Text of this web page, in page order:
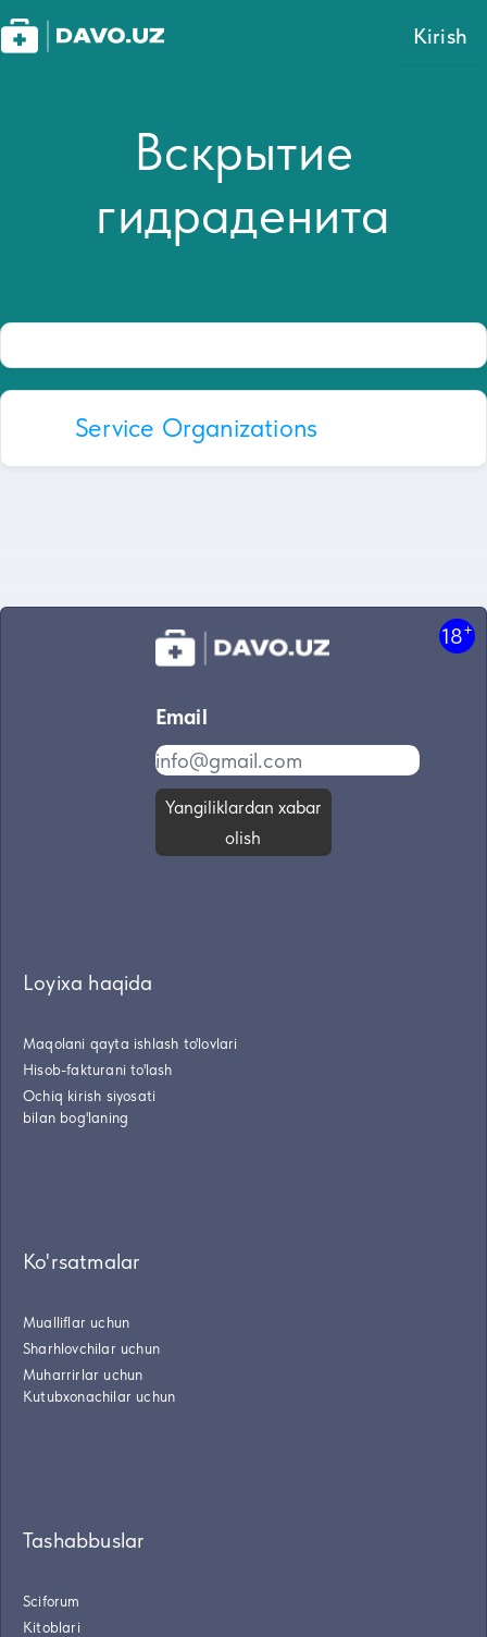
Kirish
Вскрытие
гидраденита
Service Organizations
18+
Email
Yangiliklardan xabar
olish
Loyixa haqida
Maqolani qayta ishlash to'lovlari
Hisob-fakturani to'lash
Ochiq kirish siyosati
bilan bog'laning
Ko'rsatmalar
Mualliflar uchun
Sharhlovchilar uchun
Muharrirlar uchun
Kutubxonachilar uchun
Tashabbuslar
Sciforum
Kitoblari